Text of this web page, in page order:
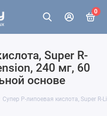
0
Super R-
240 мг, 60
основе
Супер Р-липоевая кислота, Super R-